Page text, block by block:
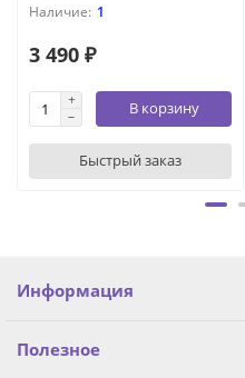
1
3 490 ₽
В корзину
Быстрый заказ
Информация
Полезное